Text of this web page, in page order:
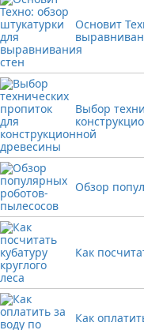
Основит
Выбор
Обзор
Как
Как